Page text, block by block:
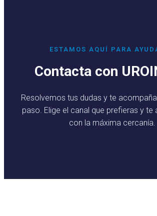
ESTAMOS AQUÍ PARA
Contacta con
Resolvemos tus dudas y te
paso. Elige el canal que prefieras y te
con la máxima cercanía.